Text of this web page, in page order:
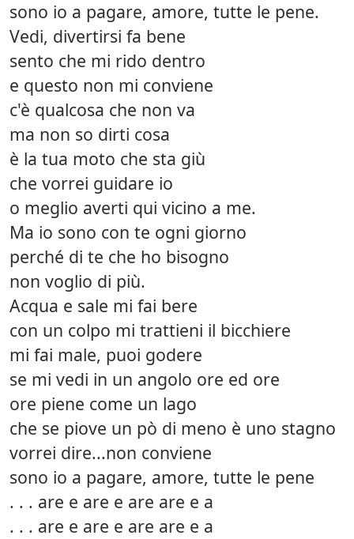
sono io a pagare, amore, tutte le pene.
Vedi, divertirsi fa bene
sento che mi rido dentro
e questo non mi conviene
c'è qualcosa che non va
ma non so dirti cosa
è la tua moto che sta giù
che vorrei guidare io
o meglio averti qui vicino a me.
Ma io sono con te ogni giorno
perché di te che ho bisogno
non voglio di più.
Acqua e sale mi fai bere
con un colpo mi trattieni il bicchiere
mi fai male, puoi godere
se mi vedi in un angolo ore ed ore
ore piene come un lago
che se piove un pò di meno è uno stagno
vorrei dire...non conviene
sono io a pagare, amore, tutte le pene
. . . are e are e are are e a
. . . are e are e are are e a